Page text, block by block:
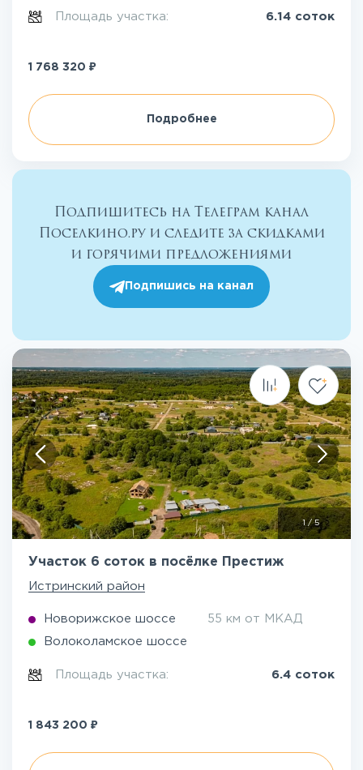
Площадь участка: 6.14 соток
1 768 320 ₽
Подробнее
Подпишитесь на Телеграм канал
Поселкино.ру и следите за скидками
и горячими предложениями
Подпишись на канал
1 /5
Участок 6 соток в посёлке Престиж
Истринский район
Новорижское шоссе 55 км от МКАД
Волоколамское шоссе
Площадь участка: 6.4 соток
1 843 200 ₽